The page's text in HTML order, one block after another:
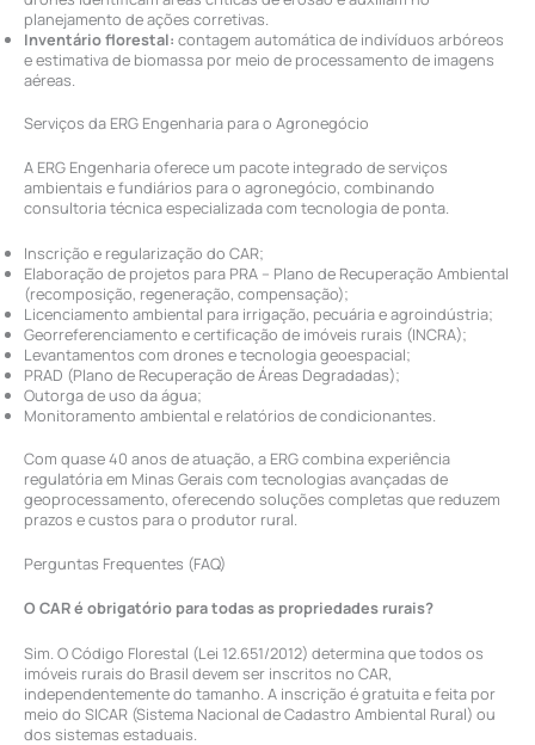
planejamento de ações corretivas.
Inventário florestal: contagem automática de indivíduos arbóreos
e estimativa de biomassa por meio de processamento de imagens
aéreas.
Serviços da ERG Engenharia para o Agronegócio
A ERG Engenharia oferece um pacote integrado de serviços
ambientais e fundiários para o agronegócio, combinando
consultoria técnica especializada com tecnologia de ponta.
Inscrição e regularização do CAR;
Elaboração de projetos para PRA – Plano de Recuperação Ambiental
(recomposição, regeneração, compensação);
Licenciamento ambiental para irrigação, pecuária e agroindústria;
Georreferenciamento e certificação de imóveis rurais (INCRA);
Levantamentos com drones e tecnologia geoespacial;
PRAD (Plano de Recuperação de Áreas Degradadas);
Outorga de uso da água;
Monitoramento ambiental e relatórios de condicionantes.
Com quase 40 anos de atuação, a ERG combina experiência
regulatória em Minas Gerais com tecnologias avançadas de
geoprocessamento, oferecendo soluções completas que reduzem
prazos e custos para o produtor rural.
Perguntas Frequentes (FAQ)
O CAR é obrigatório para todas as propriedades rurais?
Sim. O Código Florestal (Lei 12.651/2012) determina que todos os
imóveis rurais do Brasil devem ser inscritos no CAR,
independentemente do tamanho. A inscrição é gratuita e feita por
meio do SICAR (Sistema Nacional de Cadastro Ambiental Rural) ou
dos sistemas estaduais.